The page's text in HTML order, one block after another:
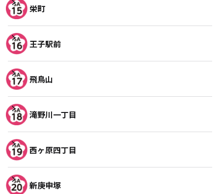
栄町
王子駅前
飛鳥山
滝野川一丁目
西ヶ原四丁目
新庚申塚